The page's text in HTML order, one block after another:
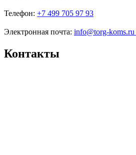
Телефон: +7 499 705 97 93
Электронная почта: info@torg-koms.ru
Контакты